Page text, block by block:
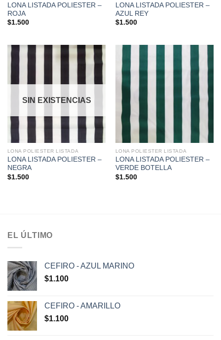
LONA LISTADA POLIESTER –
ROJA
$1.500
LONA LISTADA POLIESTER –
AZUL REY
$1.500
SIN EXISTENCIAS
LONA POLIESTER LISTADA
LONA LISTADA POLIESTER –
NEGRA
$1.500
LONA POLIESTER LISTADA
LONA LISTADA POLIESTER –
VERDE BOTELLA
$1.500
EL ÚLTIMO
CEFIRO - AZUL MARINO
$1.100
CEFIRO - AMARILLO
$1.100